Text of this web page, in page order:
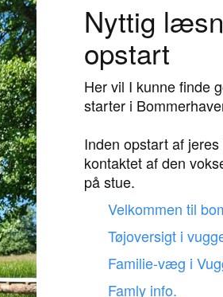
Nyttig
opstart
Her vil I kunne finde
starter i
Inden opstart af
kontaktet af den
på stue.
Velkommen til
Tøjoversigt i
Familie-væg i
Famly info.